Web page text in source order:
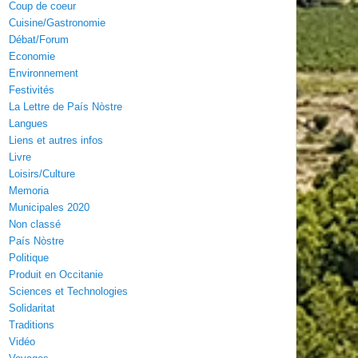
Coup de coeur
Cuisine/Gastronomie
Débat/Forum
Economie
Environnement
Festivités
La Lettre de País Nòstre
Langues
Liens et autres infos
Livre
Loisirs/Culture
Memoria
Municipales 2020
Non classé
País Nòstre
Politique
Produit en Occitanie
Sciences et Technologies
Solidaritat
Traditions
Vidéo